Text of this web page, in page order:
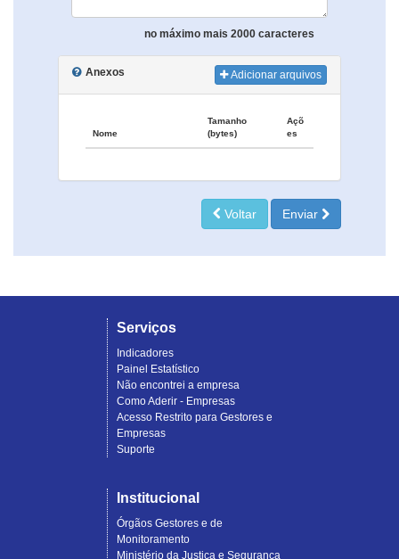
no máximo mais 2000 caracteres
Anexos Adicionar arquivos
Nome
Tamanho
(bytes)
Açõ
es
Voltar Enviar
Serviços
Indicadores
Painel Estatístico
Não encontrei a empresa
Como Aderir - Empresas
Acesso Restrito para Gestores e
Empresas
Suporte
Institucional
Órgãos Gestores e de
Monitoramento
Ministério da Justiça e Segurança